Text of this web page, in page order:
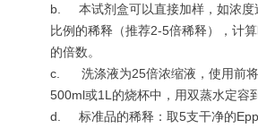
b.
本试剂盒可以直接加样，如浓
比例的稀释（推荐2-5倍稀释），计
的倍数。
c.
洗涤液为25倍浓缩液，使用前
500ml或1L的烧杯中，用双蒸水定容
d.
标准品的稀释：取5支干净的